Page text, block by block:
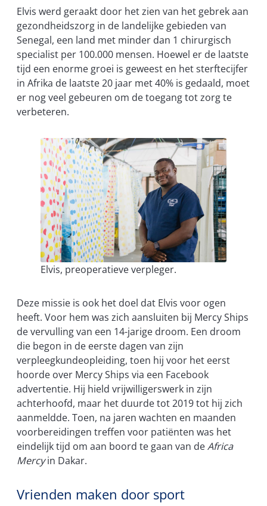
Elvis werd geraakt door het zien van het gebrek aan
gezondheidszorg in de landelijke gebieden van
Senegal, een land met minder dan 1 chirurgisch
specialist per 100.000 mensen. Hoewel er de laatste
tijd een enorme groei is geweest en het sterftecijfer
in Afrika de laatste 20 jaar met 40% is gedaald, moet
er nog veel gebeuren om de toegang tot zorg te
verbeteren.
Elvis, preoperatieve verpleger.
Deze missie is ook het doel dat Elvis voor ogen
heeft. Voor hem was zich aansluiten bij Mercy Ships
de vervulling van een 14-jarige droom. Een droom
die begon in de eerste dagen van zijn
verpleegkundeopleiding, toen hij voor het eerst
hoorde over Mercy Ships via een Facebook
advertentie. Hij hield vrijwilligerswerk in zijn
achterhoofd, maar het duurde tot 2019 tot hij zich
aanmeldde. Toen, na jaren wachten en maanden
voorbereidingen treffen voor patiënten was het
eindelijk tijd om aan boord te gaan van deAfrica
Mercyin Dakar.
Vrienden maken door sport